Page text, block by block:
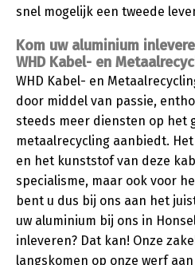
snel mogelijk een tweede
Kom uw aluminium
WHD Kabel- en
WHD Kabel- en
door middel van passie,
steeds meer diensten op het
metaalrecycling aanbiedt.
en het kunststof van deze
specialisme, maar ook voor
bent u dus bij ons aan het
uw aluminium bij ons in
inleveren? Dat kan! Onze
langskomen op onze werf